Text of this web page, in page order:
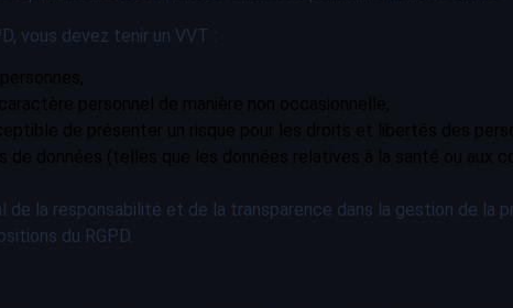
vous devez tenir un VVT :
de la responsabilité et de la transparence dans la gestion de
du RGPD.